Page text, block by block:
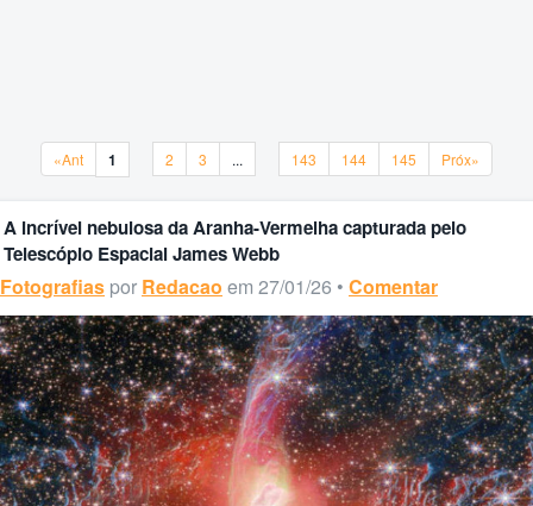
«Ant«Ant1 2 3 ... 143 144144 145 Próx»
A incrível nebulosa da Aranha-Vermelha capturada pelo
Telescópio Espacial James Webb
Fotografias por Redacao em 27/01/26 • Comentar